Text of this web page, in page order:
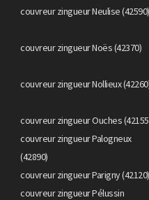
couvreur zingueur Neulise (42590)
couvreur zingueur Noës (42370)
couvreur zingueur Nollieux
couvreur zingueur Ouches
couvreur zingueur Palogneux
(42890)
couvreur zingueur Parigny (42120)
couvreur zingueur Pélussin